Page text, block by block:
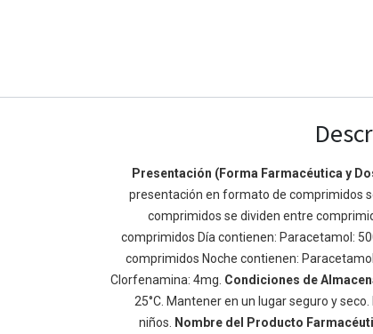
Presentación (Forma Farmacéutica y
presentación en formato de comprimidos
comprimidos se dividen entre
comprimidos Día contienen: Paracetamol:
comprimidos Noche contienen:
Clorfenamina: 4mg. Condiciones de
25°C. Mantener en un lugar seguro y
niños.
Nombre del Producto
Enlaces de Ínteres
Acerca de
Productos
Servicios
Legal
Política de privacidad
Acerca de
Somos un
mejorar la vida
Construimos
de negocio.
pequeñas y
rendimiento.